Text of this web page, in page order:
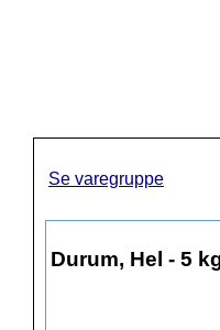
Se varegruppe
Durum, Hel - 5